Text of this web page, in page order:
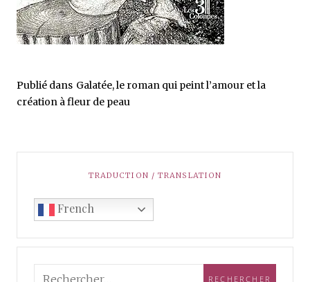
Publié dans Galatée, le roman qui peint l’amour et la
création à fleur de peau
TRADUCTION / TRANSLATION
French